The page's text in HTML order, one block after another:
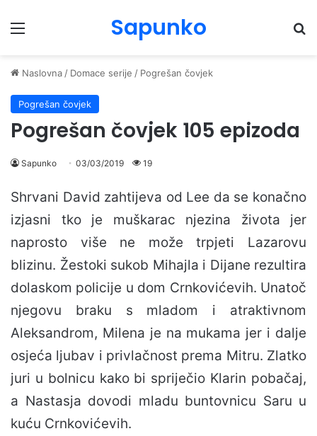
Menu Sapunko
Naslovna / Domace serije / Pogrešan čovjek
Pogrešan čovjek
Pogrešan čovjek 105 epizoda
Sapunko 03/03/2019 19
Shrvani David zahtijeva od Lee da se konačno
izjasni tko je muškarac njezina života jer
naprosto više ne može trpjeti Lazarovu
blizinu. Žestoki sukob Mihajla i Dijane rezultira
dolaskom policije u dom Crnkovićevih. Unatoč
njegovu braku s mladom i atraktivnom
Aleksandrom, Milena je na mukama jer i dalje
osjeća ljubav i privlačnost prema Mitru. Zlatko
juri u bolnicu kako bi spriječio Klarin pobačaj,
a Nastasja dovodi mladu buntovnicu Saru u
kuću Crnkovićevih.